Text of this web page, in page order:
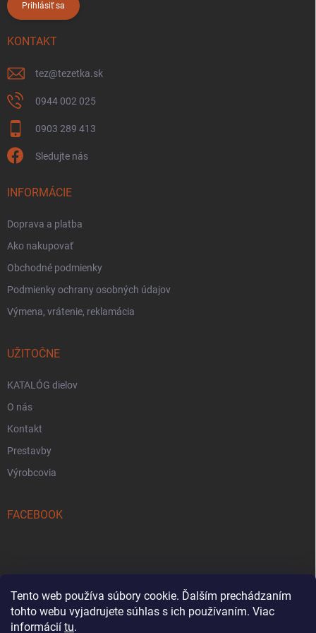
Tento web používa súbory cookie. Ďalším prechádzaním
tohto webu vyjadrujete súhlas s ich používaním. Viac
informácií tu.
Prihlásiť sa
KONTAKT
tez@tezetka.sk
0944 002 025
0903 289 413
Sledujte nás
INFORMÁCIE
Doprava a platba
Ako nakupovať
Obchodné podmienky
Podmienky ochrany osobných údajov
Výmena, vrátenie, reklamácia
UŽITOČNE
KATALÓG dielov
O nás
Kontakt
Prestavby
Výrobcovia
FACEBOOK
Reklamačný formulár